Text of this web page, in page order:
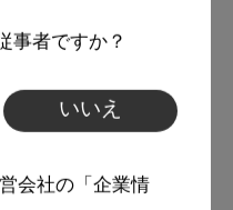
事者ですか？
いいえ
会社の「企業情
科衛生士を中心に健
コンポジットレジン